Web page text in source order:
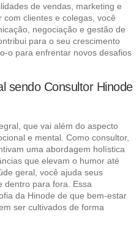
de vendas, marketing e
com clientes e colegas, você
negociação e gestão de
para o seu crescimento
o para enfrentar novos desafios
sendo Consultor Hinode
que vai além do aspecto
e mental. Como consultor,
uma abordagem holística
que elevam o humor até
geral, você ajuda seus
dentro para fora. Essa
da Hinode de que bem-estar
ser cultivados de forma